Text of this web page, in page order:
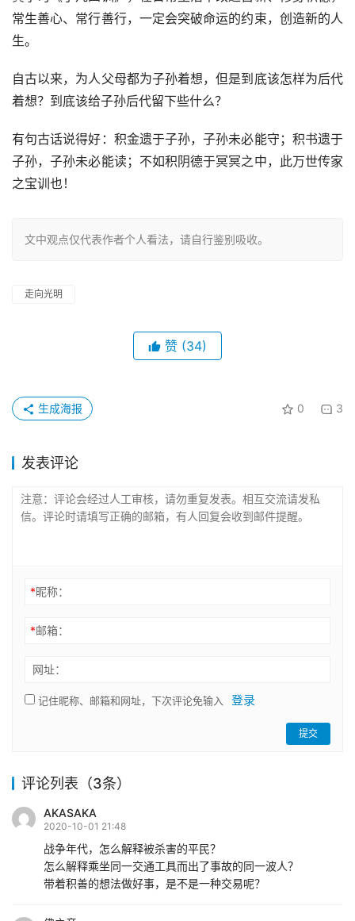
常生善心、常行善行，一定会突破命运的约束，创造新的人
生。
自古以来，为人父母都为子孙着想，但是到底该怎样为后代
着想？到底该给子孙后代留下些什么？
有句古话说得好：积金遗于子孙，子孙未必能守；积书遗于
子孙，子孙未必能读；不如积阴德于冥冥之中，此万世传家
之宝训也！
文中观点仅代表作者个人看法，请自行鉴别吸收。
走向光明
赞 (34)
0 3
生成海报
发表评论
*昵称：
*邮箱：
网址：
记住昵称、邮箱和网址，下次评论免输入 登录
提交
评论列表（3条）
AKASAKA
2020-10-01 21:48
战争年代，怎么解释被杀害的平民？
怎么解释乘坐同一交通工具而出了事故的同一波人？
带着积善的想法做好事，是不是一种交易呢？